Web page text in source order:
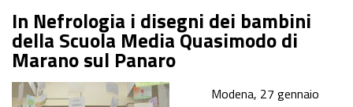
In Nefrologia i disegni dei bambini
della Scuola Media Quasimodo di
Marano sul Panaro
Modena, 27 gennaio